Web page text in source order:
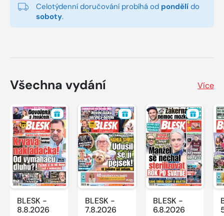
Celotýdenní doručování probíhá od pondělí do
soboty.
Všechna vydání Více
BLESK -
8.8.2026
BLESK -
7.8.2026
BLESK -
6.8.2026